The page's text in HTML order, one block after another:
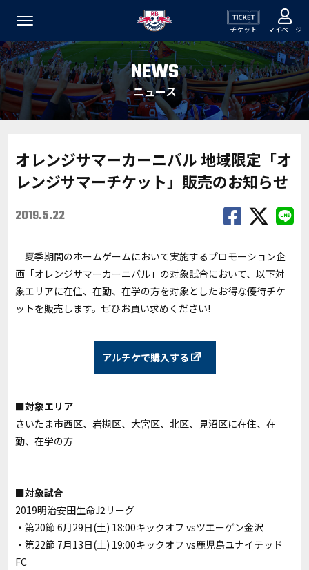
チケット マイページ
NEWS
ニュース
オレンジサマーカーニバル 地域限定「オ
レンジサマーチケット」販売のお知らせ
2019.5.22
夏季期間のホームゲームにおいて実施するプロモーション企
画「オレンジサマーカーニバル」の対象試合において、以下対
象エリアに在住、在勤、在学の方を対象としたお得な優待チケ
ットを販売します。ぜひお買い求めください!
アルチケで購入する
■対象エリア
さいたま市西区、岩槻区、大宮区、北区、見沼区に在住、在
勤、在学の方
■対象試合
2019明治安田生命J2リーグ
・第20節 6月29日(土) 18:00キックオフ vsツエーゲン金沢
・第22節 7月13日(土) 19:00キックオフ vs鹿児島ユナイテッド
FC